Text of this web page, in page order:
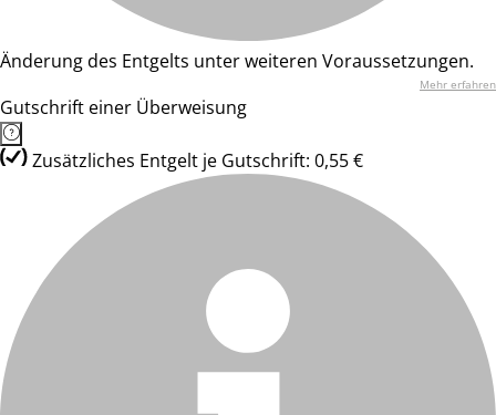
Änderung des Entgelts unter weiteren Voraussetzungen.
Mehr erfahren
Gutschrift einer Überweisung
Zusätzliches Entgelt je Gutschrift: 0,55 €